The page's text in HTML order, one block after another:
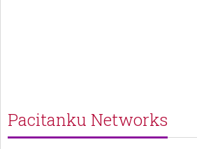
Pacitanku Networks